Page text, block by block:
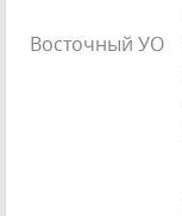
Восточный УО